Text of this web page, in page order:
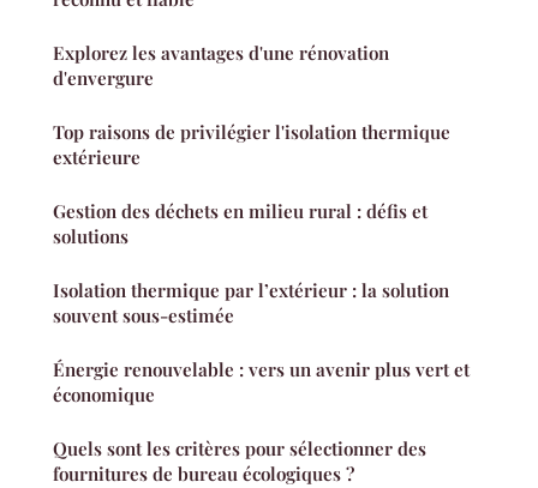
Explorez les avantages d'une rénovation
d'envergure
Top raisons de privilégier l'isolation thermique
extérieure
Gestion des déchets en milieu rural : défis et
solutions
Isolation thermique par l’extérieur : la solution
souvent sous-estimée
Énergie renouvelable : vers un avenir plus vert et
économique
Quels sont les critères pour sélectionner des
fournitures de bureau écologiques ?